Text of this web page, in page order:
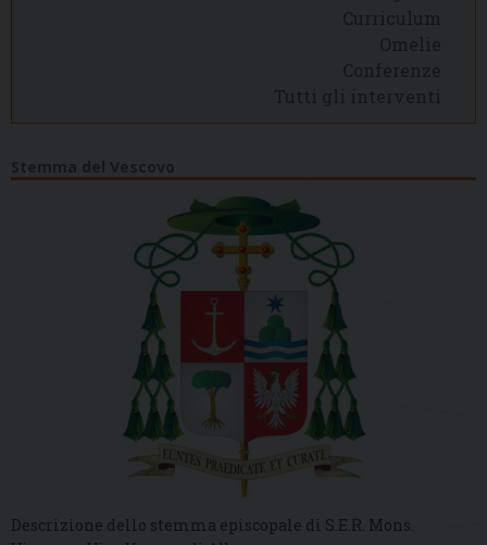
Descrizione dello stemma episcopale di S.E.R. Mons.